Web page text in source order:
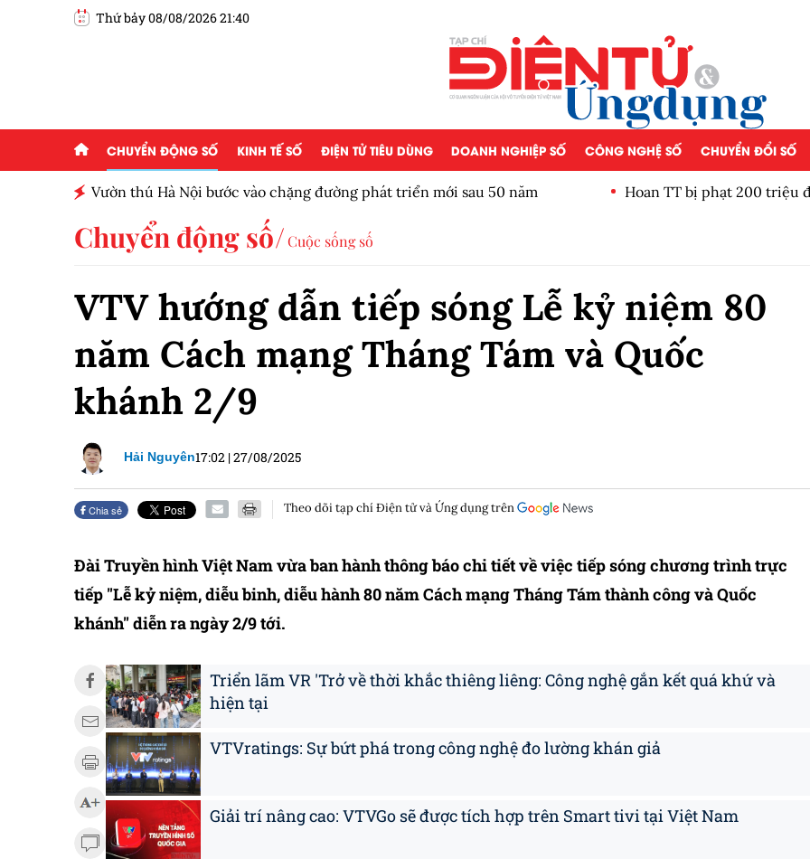
Thứ bảy 08/08/2026 21:40
CHUYỂN ĐỘNG SỐ KINH TẾ SỐ ĐIỆN TỬ TIÊU DÙNG DOANH NGHIỆP SỐ CÔNG NGHỆ SỐ CHUYỂN ĐỔI SỐ
Vườn thú Hà Nội bước vào chặng đường phát triển mới sau 50 năm Hoan TT bị phạt 200 triệu
Chuyển động số Cuộc sống số
VTV hướng dẫn tiếp sóng Lễ kỷ niệm 80
năm Cách mạng Tháng Tám và Quốc
khánh 2/9
Hải Nguyên17:02 |27/08/2025
Chia sẻ Theo dõi tạp chí Điện tử và Ứng dụng trên
Đài Truyền hình Việt Nam vừa ban hành thông báo chi tiết về việc tiếp sóng chương trình trực
tiếp "Lễ kỷ niệm, diễu binh, diễu hành 80 năm Cách mạng Tháng Tám thành công và Quốc
khánh" diễn ra ngày 2/9 tới.
Triển lãm VR 'Trở về thời khắc thiêng liêng: Công nghệ gắn kết quá khứ và
hiện tại
VTVratings: Sự bứt phá trong công nghệ đo lường khán giả
Giải trí nâng cao: VTVGo sẽ được tích hợp trên Smart tivi tại Việt Nam